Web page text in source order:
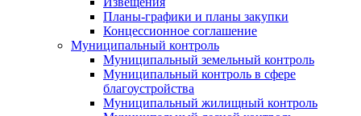
Планы-графики и планы закупки
Концессионное соглашение
Муниципальный контроль
Муниципальный земельный контроль
Муниципальный контроль в сфере
благоустройства
Муниципальный жилищный контроль